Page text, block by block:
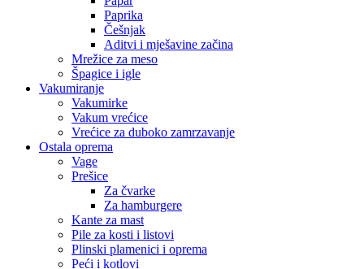
Paprika
Češnjak
Aditvi i mješavine začina
Mrežice za meso
Špagice i igle
Vakumiranje
Vakumirke
Vakum vrećice
Vrećice za duboko zamrzavanje
Ostala oprema
Vage
Prešice
Za čvarke
Za hamburgere
Kante za mast
Pile za kosti i listovi
Plinski plamenici i oprema
Peći i kotlovi